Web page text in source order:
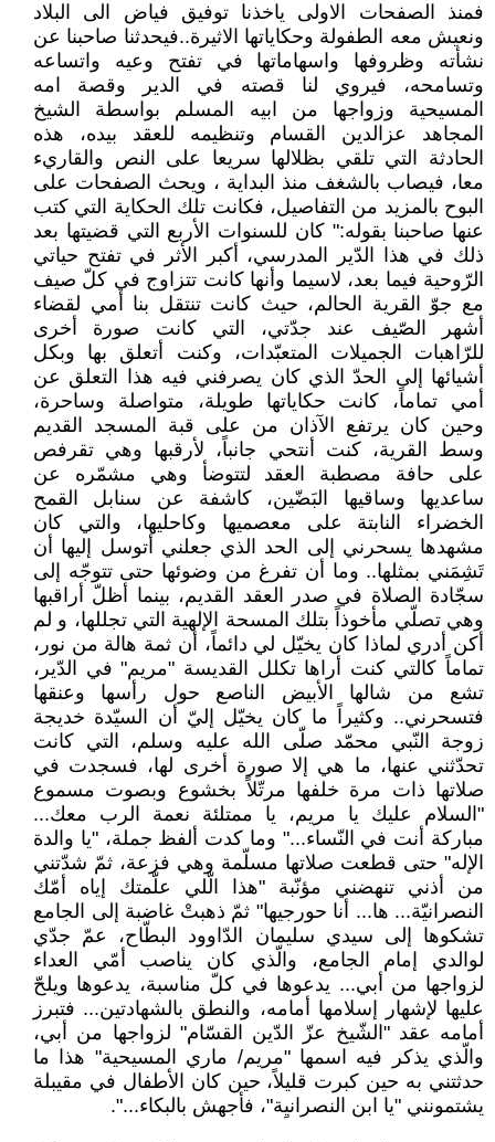
فمنذ الصفحات الاولى ياخذنا توفيق فياض الى البلاد
ونعيش معه الطفولة وحكاياتها الاثيرة..فيحدثنا صاحبنا عن
نشأته وظروفها واسهاماتها في تفتح وعيه واتساعه
وتسامحه، فيروي لنا قصته في الدير وقصة امه
المسيحية وزواجها من ابيه المسلم بواسطة الشيخ
المجاهد عزالدين القسام وتنظيمه للعقد بيده، هذه
الحادثة التي تلقي بظلالها سريعا على النص والقاريء
معا، فيصاب بالشغف منذ البداية ، ويحث الصفحات على
البوح بالمزيد من التفاصيل، فكانت تلك الحكاية التي كتب
عنها صاحبنا بقوله:" كان للسنوات الأربع التي قضيتها بعد
ذلك في هذا الدّير المدرسي، أكبر الأثر في تفتح حياتي
الرّوحية فيما بعد، لاسيما وأنها كانت تتزاوج في كلّ صيف
مع جوّ القرية الحالم، حيث كانت تنتقل بنا أمي لقضاء
أشهر الصّيف عند جدّتي، التي كانت صورة أخرى
للرّاهبات الجميلات المتعبّدات، وكنت أتعلق بها وبكل
أشيائها إلى الحدّ الذي كان يصرفني فيه هذا التعلق عن
أمي تماماً، كانت حكاياتها طويلة، متواصلة وساحرة،
وحين كان يرتفع الآذان من على قبة المسجد القديم
وسط القرية، كنت أنتحي جانباً، لأرقبها وهي تقرفص
على حافة مصطبة العقد لتتوضأ وهي مشمّره عن
ساعديها وساقيها البَضّين، كاشفة عن سنابل القمح
الخضراء النابتة على معصميها وكاحليها، والتي كان
مشهدها يسحرني إلى الحد الذي جعلني أتوسل إليها أن
تَشِمَني بمثلها.. وما أن تفرغ من وضوئها حتى تتوجّه إلى
سجّادة الصلاة في صدر العقد القديم، بينما أظلّ أراقبها
وهي تصلّي مأخوذاً بتلك المسحة الإلهية التي تجللها، و لم
أكن أدري لماذا كان يخيّل لي دائماً، أن ثمة هالة من نور،
تماماً كالتي كنت أراها تكلل القديسة "مريم" في الدّير،
تشع من شالها الأبيض الناصع حول رأسها وعنقها
فتسحرني.. وكثيراً ما كان يخيّل إليّ أن السيّدة خديجة
زوجة النّبي محمّد صلّى الله عليه وسلم، التي كانت
تحدّثني عنها، ما هي إلا صورة أخرى لها، فسجدت في
صلاتها ذات مرة خلفها مرتّلاً بخشوع وبصوت مسموع
"السلام عليك يا مريم، يا ممتلئة نعمة الرب معك...
مباركة أنت في النّساء..." وما كدت ألفظ جملة، "يا والدة
الإله" حتى قطعت صلاتها مسلّمة وهي فزعة، ثمّ شدّتني
من أذني تنهضني مؤنّبة "هذا الّلي علّمتك إياه أمّك
النصرانيّة... ها... أنا حورجيها" ثمّ ذهبتْ غاضبة إلى الجامع
تشكوها إلى سيدي سليمان الدّاوود البطّاح، عمّ جدّي
لوالدي إمام الجامع، والّذي كان يناصب أمّي العداء
لزواجها من أبي... يدعوها في كلّ مناسبة، يدعوها ويلحّ
عليها لإشهار إسلامها أمامه، والنطق بالشهادتين... فتبرز
أمامه عقد "الشّيخ عزّ الدّين القسّام" لزواجها من أبي،
والّذي يذكر فيه اسمها "مريم/ ماري المسيحية" هذا ما
حدثتني به حين كبرت قليلاً، حين كان الأطفال في مقيبلة
يشتمونني "يا ابن النصرانيِة"، فأجهش بالبكاء...".